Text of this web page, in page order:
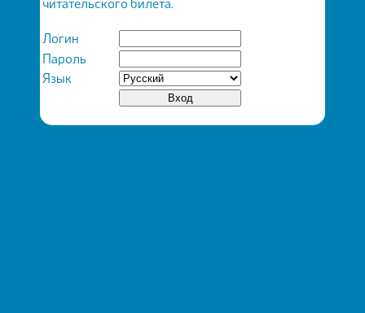
читательского билета.
Логин
Пароль
Язык